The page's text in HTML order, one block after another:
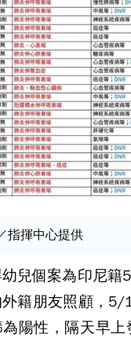
指揮中心提供
兒個案為印尼籍
籍朋友照顧，5/
陽性，隔天早上